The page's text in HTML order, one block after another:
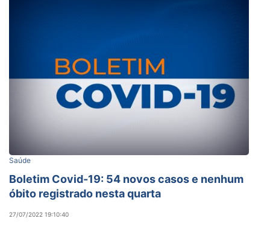
Saúde
Boletim Covid-19: 54 novos casos e nenhum
óbito registrado nesta quarta
27/07/2022 19:10:40